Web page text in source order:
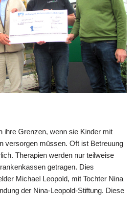
ihre Grenzen, wenn sie Kinder mit
versorgen müssen. Oft ist Betreuung
Therapien werden nur teilweise
getragen. Dies
Michael Leopold, mit Tochter Nina
der Nina-Leopold-Stiftung. Diese